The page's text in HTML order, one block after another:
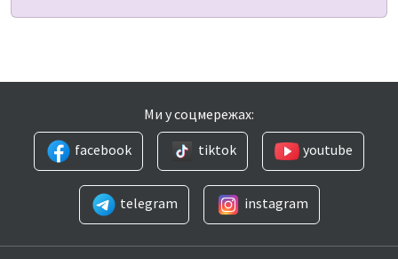
Ми у соцмережах:
facebook
tiktok youtube
telegram instagram